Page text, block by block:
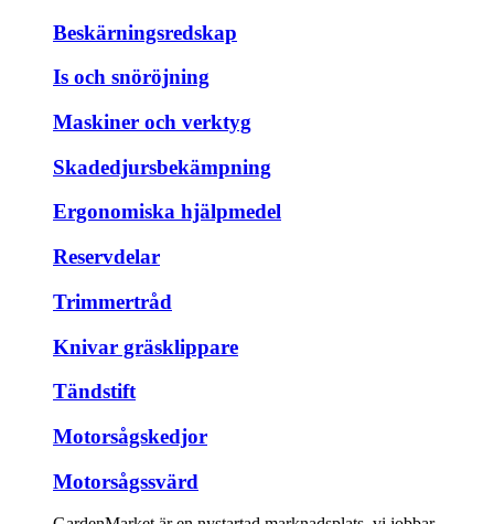
Beskärningsredskap
Is och snöröjning
Maskiner och verktyg
Skadedjursbekämpning
Ergonomiska hjälpmedel
Reservdelar
Trimmertråd
Knivar gräsklippare
Tändstift
Motorsågskedjor
Motorsågssvärd